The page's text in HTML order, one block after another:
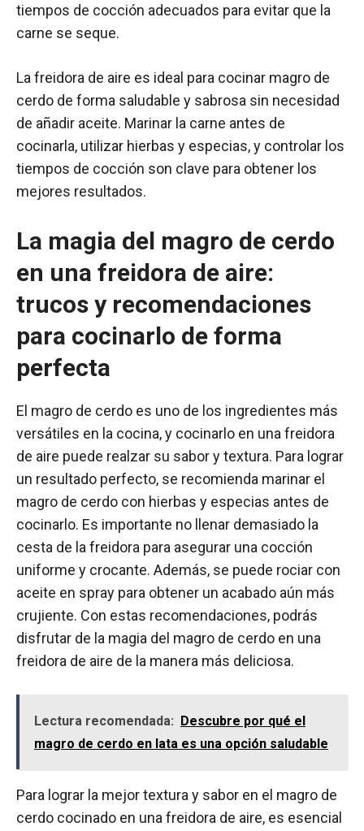
tiempos de cocción adecuados para evitar que la
carne se seque.
La freidora de aire es ideal para cocinar magro de
cerdo de forma saludable y sabrosa sin necesidad
de añadir aceite. Marinar la carne antes de
cocinarla, utilizar hierbas y especias, y controlar los
tiempos de cocción son clave para obtener los
mejores resultados.
La magia del magro de cerdo
en una freidora de aire:
trucos y recomendaciones
para cocinarlo de forma
perfecta
El magro de cerdo es uno de los ingredientes más
versátiles en la cocina, y cocinarlo en una freidora
de aire puede realzar su sabor y textura. Para lograr
un resultado perfecto, se recomienda marinar el
magro de cerdo con hierbas y especias antes de
cocinarlo. Es importante no llenar demasiado la
cesta de la freidora para asegurar una cocción
uniforme y crocante. Además, se puede rociar con
aceite en spray para obtener un acabado aún más
crujiente. Con estas recomendaciones, podrás
disfrutar de la magia del magro de cerdo en una
freidora de aire de la manera más deliciosa.
Lectura recomendada: Descubre por qué el
magro de cerdo en lata es una opción saludable
Para lograr la mejor textura y sabor en el magro de
cerdo cocinado en una freidora de aire, es esencial